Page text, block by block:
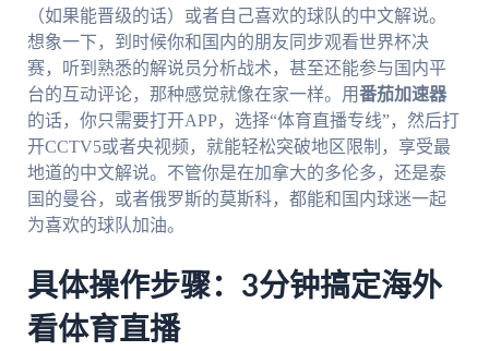
（如果能晋级的话）或者自己喜欢的球队的中文解说。
想象一下，到时候你和国内的朋友同步观看世界杯决
赛，听到熟悉的解说员分析战术，甚至还能参与国内平
台的互动评论，那种感觉就像在家一样。用番茄加速器
的话，你只需要打开APP，选择“体育直播专线”，然后打
开CCTV5或者央视频，就能轻松突破地区限制，享受最
地道的中文解说。不管你是在加拿大的多伦多，还是泰
国的曼谷，或者俄罗斯的莫斯科，都能和国内球迷一起
为喜欢的球队加油。
具体操作步骤：3分钟搞定海外
看体育直播